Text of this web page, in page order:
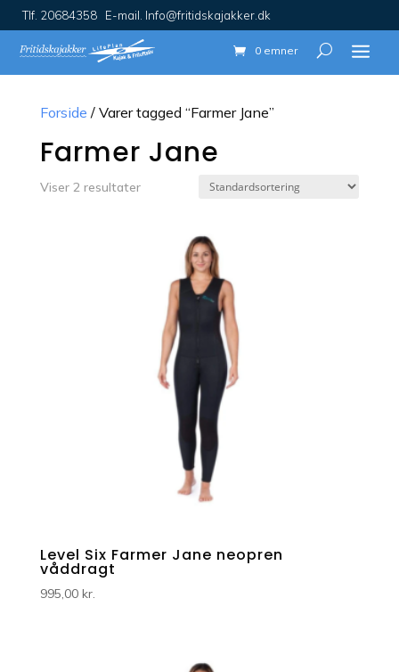
Tlf. 20684358 E-mail. Info@fritidskajakker.dk
0 emner
Forside / Varer tagged “Farmer Jane”
Farmer Jane
Viser 2 resultater
Level Six Farmer Jane neopren
våddragt
995,00 kr.